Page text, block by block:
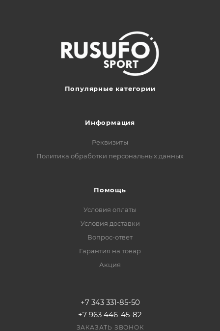
Популярные категории
Информация
Реквизиты
Политика обработки персональных данных
Помощь
Условия оплаты
Условия доставки
Вопрос-ответ
Гарантия на товар
Акция
+7 343 331-85-50
+7 963 446-45-82
ЗАКАЗАТЬ ЗВОНОК